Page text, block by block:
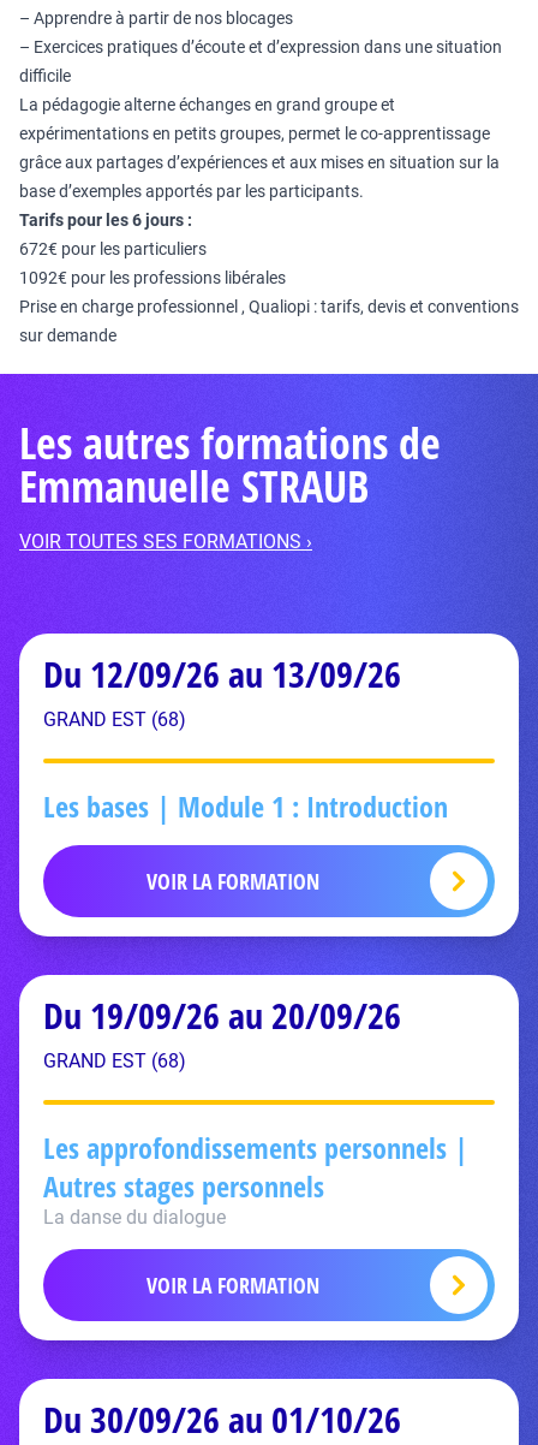
– Apprendre à partir de nos blocages
– Exercices pratiques d’écoute et d’expression dans une situation
difficile
La pédagogie alterne échanges en grand groupe et
expérimentations en petits groupes, permet le co-apprentissage
grâce aux partages d’expériences et aux mises en situation sur la
base d’exemples apportés par les participants.
Tarifs pour les 6 jours :
672€ pour les particuliers
1092€ pour les professions libérales
Prise en charge professionnel , Qualiopi : tarifs, devis et conventions
sur demande
Les autres formations de
Emmanuelle STRAUB
VOIR TOUTES SES FORMATIONS ›
Du 12/09/26 au 13/09/26
GRAND EST (68)
Les bases | Module 1 : Introduction
VOIR LA FORMATION
Du 19/09/26 au 20/09/26
GRAND EST (68)
Les approfondissements personnels |
Autres stages personnels
La danse du dialogue
VOIR LA FORMATION
Du 30/09/26 au 01/10/26